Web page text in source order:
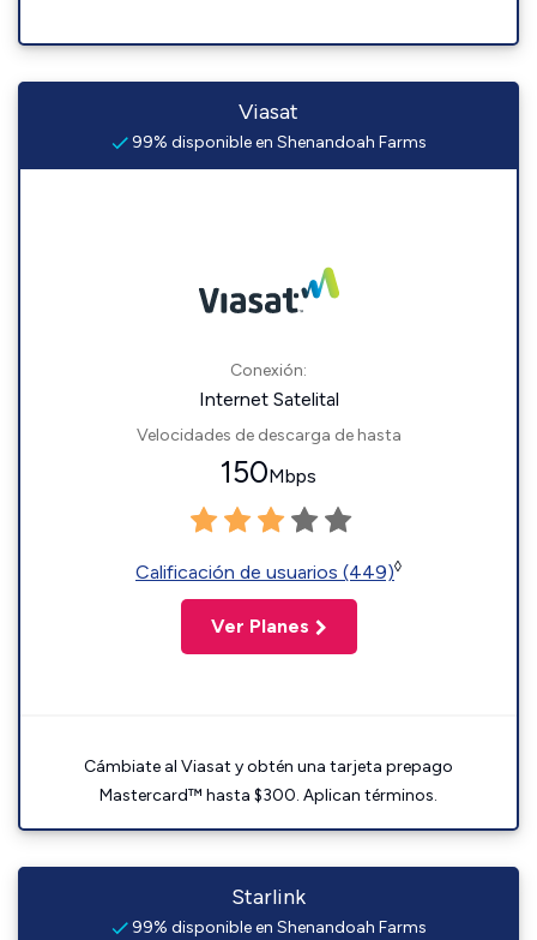
Viasat
99% disponible en Shenandoah Farms
Conexión:
Internet Satelital
Velocidades de descarga de hasta
150Mbps
Calificación de usuarios (449)◊
Ver Planes
Cámbiate al Viasat y obtén una tarjeta prepago
Mastercard™ hasta $300. Aplican términos.
Starlink
99% disponible en Shenandoah Farms